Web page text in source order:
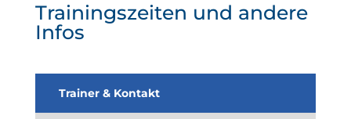
Trainingszeiten und andere
Infos
Trainer & Kontakt